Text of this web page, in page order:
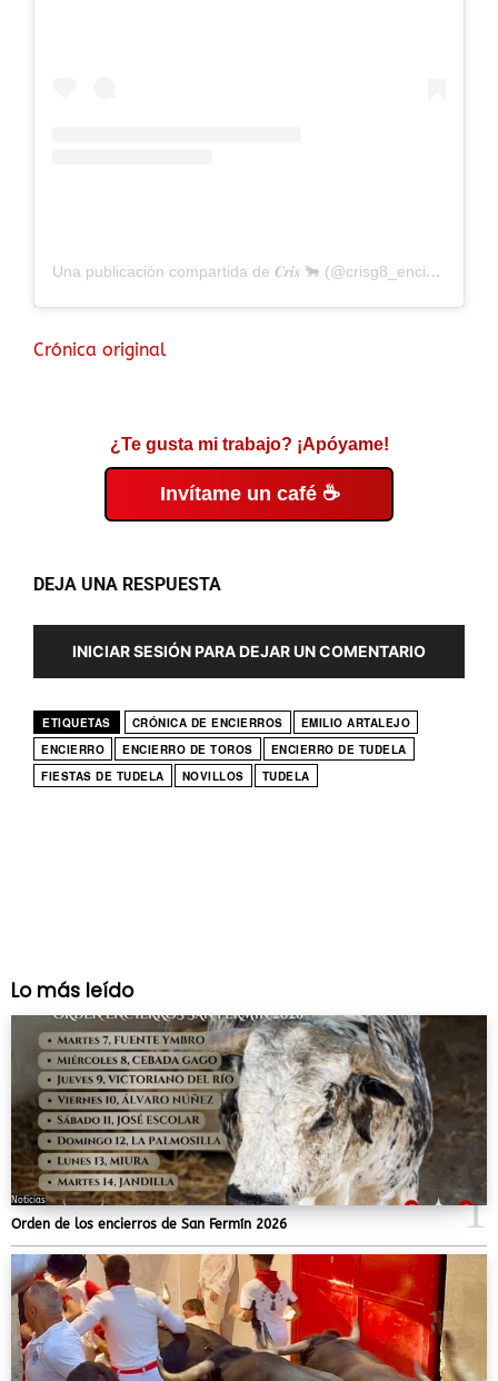
Una publicación compartida de 𝑪𝒓𝒊𝒔 🐂 (@crisg8_encierros)
Crónica original
¿Te gusta mi trabajo? ¡Apóyame!
Invítame un café ☕
DEJA UNA RESPUESTA
INICIAR SESIÓN PARA DEJAR UN COMENTARIO
ETIQUETAS CRÓNICA DE ENCIERROS
EMILIO ARTALEJO
ENCIERRO
ENCIERRO DE TOROS
ENCIERRO DE TUDELA
FIESTAS DE TUDELA
NOVILLOS TUDELA
Lo más leído
Noticias
Orden de los encierros de San Fermín 2026